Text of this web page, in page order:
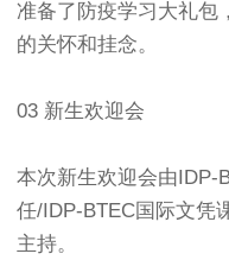
准备了防疫学习大礼包
的关怀和挂念。
03 新生欢迎会
本次新生欢迎会由IDP-
任/IDP-BTEC国际文凭
主持。